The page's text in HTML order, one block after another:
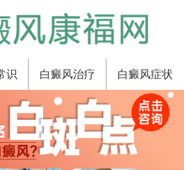
识 白癜风治疗 白癜风症状